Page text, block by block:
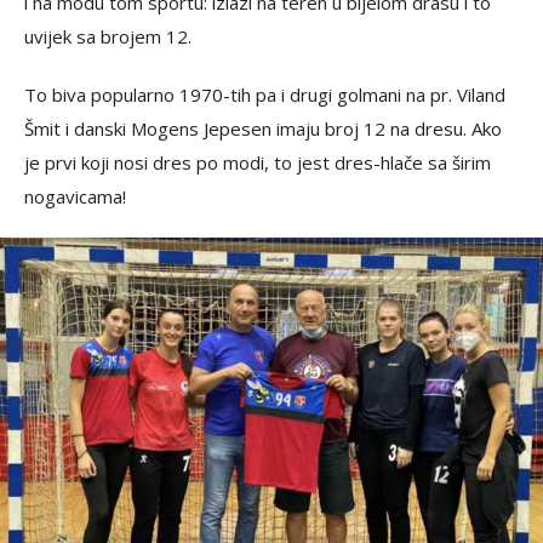
uvijek sa brojem 12.
To biva popularno 1970-tih pa i drugi golmani na pr. Viland
Šmit i danski Mogens Jepesen imaju broj 12 na dresu. Ako
je prvi koji nosi dres po modi, to jest dres-hlače sa širim
nogavicama!